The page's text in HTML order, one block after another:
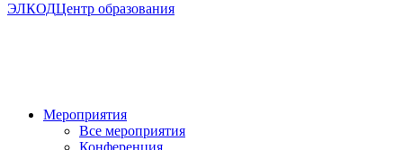
ЭЛКОДЦентр образования
Мероприятия
Все мероприятия
Конференция